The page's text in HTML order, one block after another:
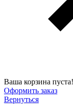
Ваша корзина пуста!
Оформить заказ
Вернуться